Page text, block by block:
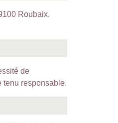
Roubaix,
de
tenu responsable.